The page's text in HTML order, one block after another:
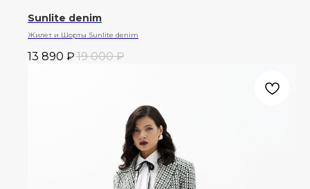
Sunlite denim
Жилет и Шорты Sunlite denim
13 890 ₽ 19 000 ₽